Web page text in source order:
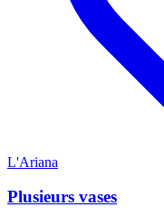
L'Ariana
Plusieurs vases